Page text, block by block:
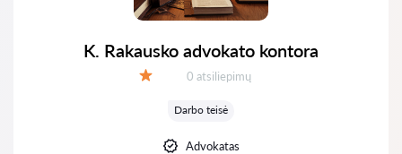
K. Rakausko advokato kontora
Atsiliepimų:
0 atsiliepimų
Darbo teisė
Advokatas